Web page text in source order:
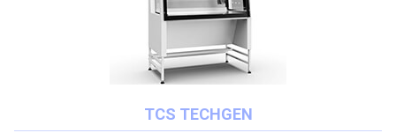
TCS TECHGEN